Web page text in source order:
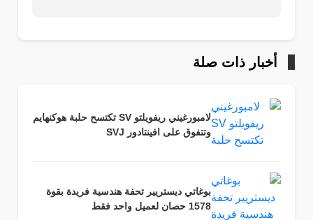
أخبار ذات صلة
لامبورغيني ريفويلتو SV تكتسح حلبة هوكنهايم
وتتفوق على افينتادور SVJ
بوغاتي ديستريير تحفة هندسية فريدة بقوة
1578 حصان لعميل واحد فقط